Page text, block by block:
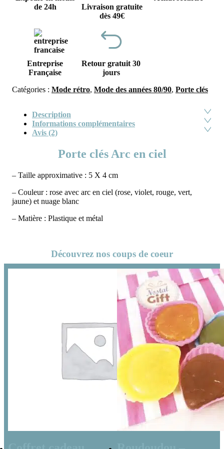
de 24h
Livraison gratuite
dès 49€
Entreprise
Française
Retour gratuit 30
jours
Catégories : Mode rétro, Mode des années 80/90, Porte clés
Description
Informations complémentaires
Avis (2)
Porte clés Arc en ciel
– Taille approximative : 5 X 4 cm
– Couleur : rose avec arc en ciel (rose, violet, rouge, vert,
jaune) et nuage blanc
– Matière : Plastique et métal
Découvrez nos coups de coeur